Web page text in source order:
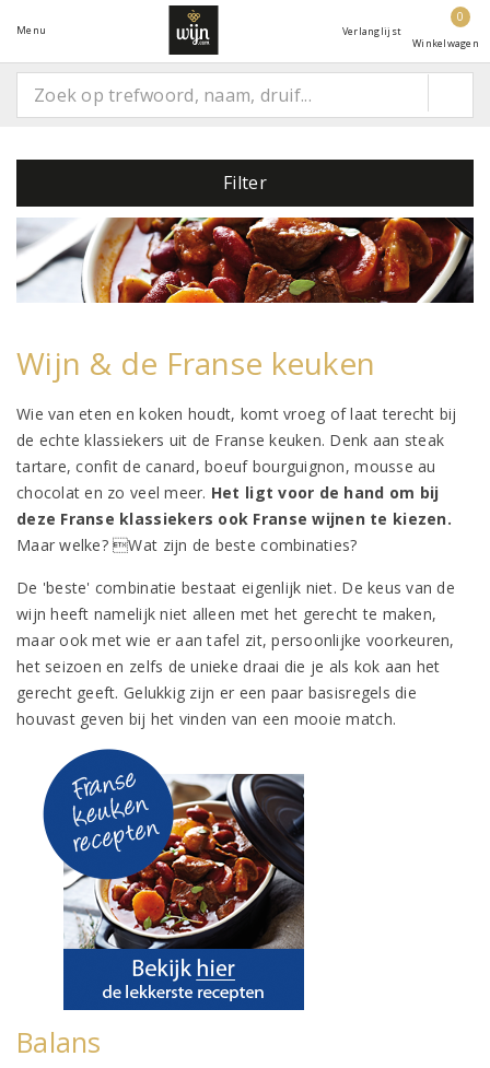
Menu Verlanglijst
0
Winkelwagen
Filter
Wijn & de Franse keuken
Wie van eten en koken houdt, komt vroeg of laat terecht bij
de echte klassiekers uit de Franse keuken. Denk aan steak
tartare, confit de canard, boeuf bourguignon, mousse au
chocolat en zo veel meer. Het ligt voor de hand om bij
deze Franse klassiekers ook Franse wijnen te kiezen.
Maar welke? Wat zijn de beste combinaties?
De 'beste' combinatie bestaat eigenlijk niet. De keus van de
wijn heeft namelijk niet alleen met het gerecht te maken,
maar ook met wie er aan tafel zit, persoonlijke voorkeuren,
het seizoen en zelfs de unieke draai die je als kok aan het
gerecht geeft. Gelukkig zijn er een paar basisregels die
houvast geven bij het vinden van een mooie match.
Balans